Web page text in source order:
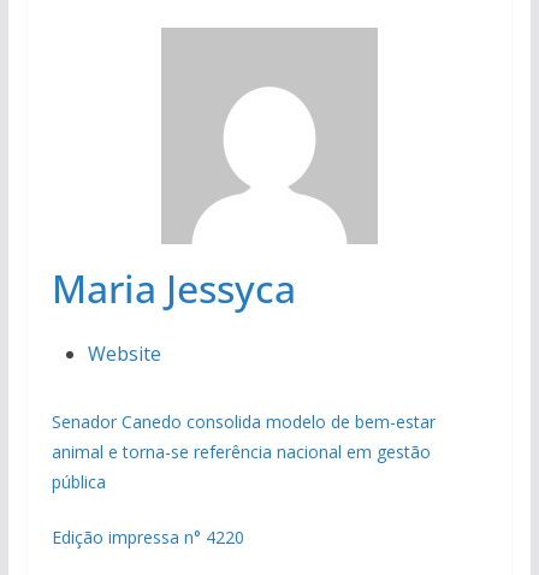
Maria Jessyca
Website
Senador Canedo consolida modelo de bem-estar
animal e torna-se referência nacional em gestão
pública
Edição impressa n° 4220